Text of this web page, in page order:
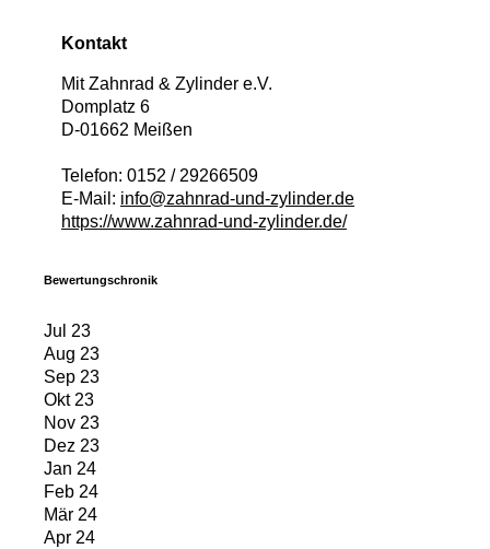
Kontakt
Mit Zahnrad & Zylinder e.V.
Domplatz 6
D-01662 Meißen
Telefon: 0152 / 29266509
E-Mail: info@zahnrad-und-zylinder.de
https://www.zahnrad-und-zylinder.de/
Bewertungschronik
Jul 23
Aug 23
Sep 23
Okt 23
Nov 23
Dez 23
Jan 24
Feb 24
Mär 24
Apr 24